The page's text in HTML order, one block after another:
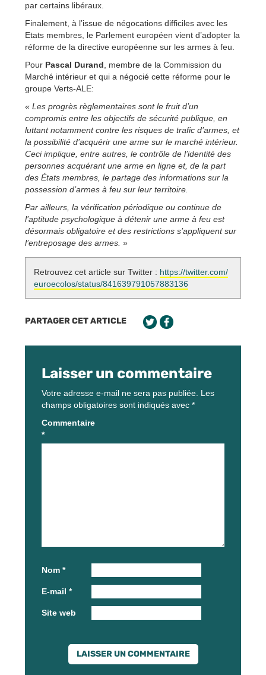
par certains libéraux.
Finalement, à l’issue de négocations difficiles avec les
Etats membres, le Parlement européen vient d’adopter la
réforme de la directive européenne sur les armes à feu.
Pour Pascal Durand , membre de la Commission du
Marché intérieur et qui a négocié cette réforme pour le
groupe Verts-ALE:
« Les progrès règlementaires sont le fruit d’un
compromis entre les objectifs de sécurité publique, en
luttant notamment contre les risques de trafic d’armes, et
la possibilité d’acquérir une arme sur le marché intérieur.
Ceci implique, entre autres, le contrôle de l’identité des
personnes acquérant une arme en ligne et, de la part
des États membres, le partage des informations sur la
possession d’armes à feu sur leur territoire.
Par ailleurs, la vérification périodique ou continue de
l’aptitude psychologique à détenir une arme à feu est
désormais obligatoire et des restrictions s’appliquent sur
l’entreposage des armes. »
Retrouvez cet article sur Twitter : https://twitter.com/
euroecolos/status/841639791057883136
PARTAGER CET ARTICLE
Laisser un commentaire
Votre adresse e-mail ne sera pas publiée. Les
champs obligatoires sont indiqués avec *
Commentaire
*
Nom *
E-mail *
Site web